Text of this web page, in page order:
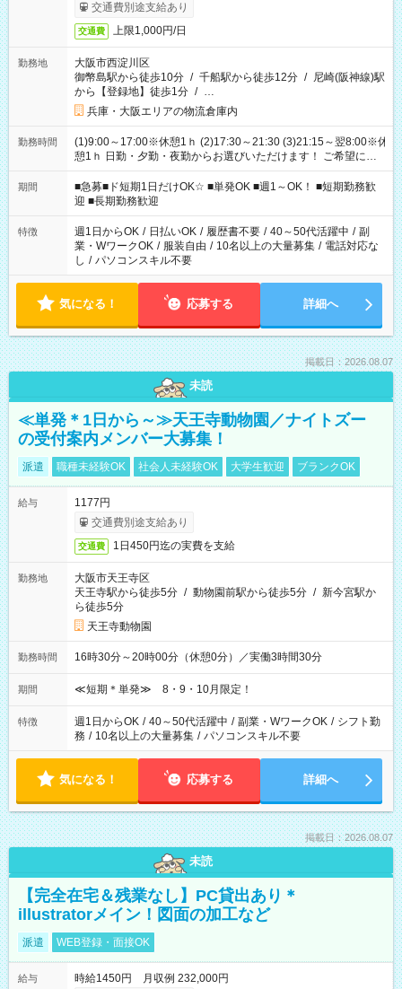
交通費別途支給あり
交通費 上限1,000円/日
勤務地
大阪市西淀川区
御幣島駅から徒歩10分 / 千船駅から徒歩12分 / 尼崎(阪神線)駅
から【登録地】徒歩1分 / …
兵庫・大阪エリアの物流倉庫内
勤務時間
(1)9:00～17:00※休憩1ｈ (2)17:30～21:30 (3)21:15～翌8:00※休
憩1ｈ 日勤・夕勤・夜勤からお選びいただけます！ ご希望に合
わせて働けるお仕事です(*^^*) 【その他選べる勤務時間】 8-17
時/9-17時/9-18時/10-18時/11-21時/18-22時/20-翌4時/21-翌5
時/22-翌6時/0-翌8時 ご自身のご都合で選んで頂ける完全自由シ
フト！
期間
■急募■ド短期1日だけOK☆ ■単発OK ■週1～OK！ ■短期勤務歓
迎 ■長期勤務歓迎
特徴 週1日からOK / 日払いOK / 履歴書不要 / 40～50代活躍中 / 副
業・WワークOK / 服装自由 / 10名以上の大量募集 / 電話対応な
し / パソコンスキル不要
気になる！ 応募する 詳細へ
掲載日：2026.08.07
未読
≪単発＊1日から～≫天王寺動物園／ナイトズー
の受付案内メンバー大募集！
派遣 職種未経験OK 社会人未経験OK 大学生歓迎 ブランクOK
給与
1177円
交通費別途支給あり
交通費 1日450円迄の実費を支給
勤務地
大阪市天王寺区
天王寺駅から徒歩5分 / 動物園前駅から徒歩5分 / 新今宮駅か
ら徒歩5分
天王寺動物園
勤務時間 16時30分～20時00分（休憩0分）／実働3時間30分
期間 ≪短期＊単発≫ 8・9・10月限定！
特徴 週1日からOK / 40～50代活躍中 / 副業・WワークOK / シフト勤
務 / 10名以上の大量募集 / パソコンスキル不要
気になる！ 応募する 詳細へ
掲載日：2026.08.07
未読
【完全在宅＆残業なし】PC貸出あり＊
illustratorメイン！図面の加工など
派遣 WEB登録・面接OK
給与
時給1450円 月収例 232,000円